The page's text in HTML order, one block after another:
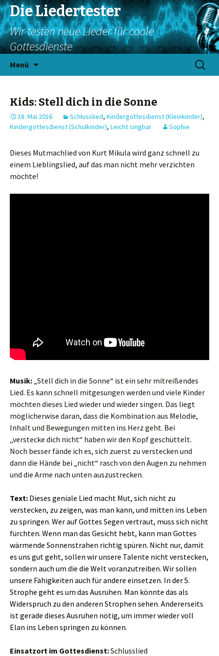
Die Liedertester
Wir testen neue Lieder für coole
Gottesdienste
Menü
Suchen
nach:
Kids: Stell dich in die Sonne
18. Mai 2016 Schlusslied, Kindergottesdienst (Kleinkinder),
Kindergottesdienst (Schulkinder), Leicht singbar Sophie
Dieses Mutmachlied von Kurt Mikula wird ganz schnell zu
einem Lieblingslied, auf das man nicht mehr verzichten
möchte!
Musik: „Stell dich in die Sonne“ ist ein sehr mitreißendes
Lied. Es kann schnell mitgesungen werden und viele Kinder
möchten dieses Lied wieder und wieder singen. Das liegt
möglicherwise daran, dass die Kombination aus Melodie,
Inhalt und Bewegungen mitten ins Herz geht. Bei
„verstecke dich nicht“ haben wir den Kopf geschüttelt.
Noch besser fände ich es, sich zuerst zu verstecken und
dann die Hände bei „nicht“ rasch von den Augen zu nehmen
und die Arme nach unten auszustrecken.
Text: Dieses geniale Lied macht Mut, sich nicht zu
verstecken, zu zeigen, was man kann, und mitten ins Leben
zu springen. Wer auf Gottes Segen vertraut, muss sich nicht
fürchten. Wenn man das Gesicht hebt, kann man Gottes
wärmende Sonnenstrahen richtig spüren. Nicht nur, damit
es uns gut geht, sollen wir unsere Talente nicht verstecken,
sondern auch um die die Welt voranzutreiben. Wir sollen
unsere Fähigkeiten auch für andere einsetzen. In der 5.
Strophe geht es um das Ausruhen. Man könnte das als
Widerspruch zu den anderen Strophen sehen. Andererseits
ist gerade dieses Ausruhen nötig, um immer wieder voll
Elan ins Leben springen zu können.
Einsatzort im Gottesdienst:Schlusslied